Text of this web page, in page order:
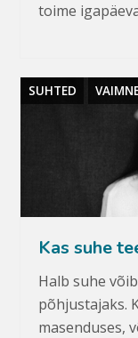
toime
SUHTED
Kas suhe
Halb suhe
põhjustajaks.
masenduses,